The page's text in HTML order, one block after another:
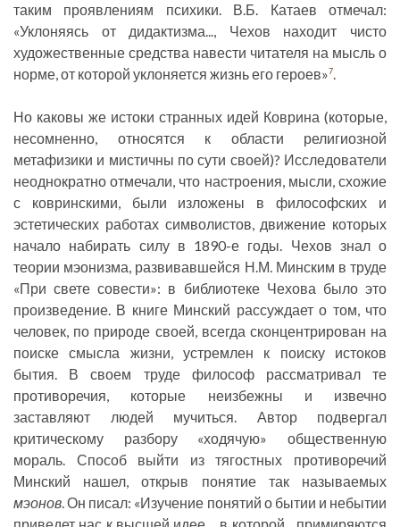
таким проявлениям психики. В.Б. Катаев отмечал:
«Уклоняясь от дидактизма..., Чехов находит чисто
художественные средства навести читателя на мысль о
норме, от которой уклоняется жизнь его героев»7.
Но каковы же истоки странных идей Коврина (которые,
несомненно, относятся к области религиозной
метафизики и мистичны по сути своей)? Исследователи
неоднократно отмечали, что настроения, мысли, схожие
с ковринскими, были изложены в философских и
эстетических работах символистов, движение которых
начало набирать силу в 1890-е годы. Чехов знал о
теории мэонизма, развивавшейся Н.М. Минским в труде
«При свете совести»: в библиотеке Чехова было это
произведение. В книге Минский рассуждает о том, что
человек, по природе своей, всегда сконцентрирован на
поиске смысла жизни, устремлен к поиску истоков
бытия. В своем труде философ рассматривал те
противоречия, которые неизбежны и извечно
заставляют людей мучиться. Автор подвергал
критическому разбору «ходячую» общественную
мораль. Способ выйти из тягостных противоречий
Минский нашел, открыв понятие так называемых
мэонов. Он писал: «Изучение понятий о бытии и небытии